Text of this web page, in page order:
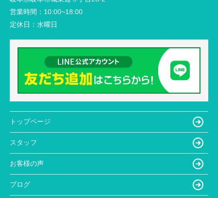
営業時間： 10:00~18:00
定休日： 水曜日
トップページ
スタッフ
お客様の声
ブログ